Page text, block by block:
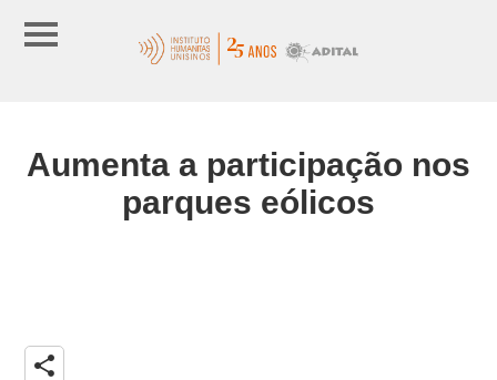
Aumenta a participação nos
parques eólicos
share